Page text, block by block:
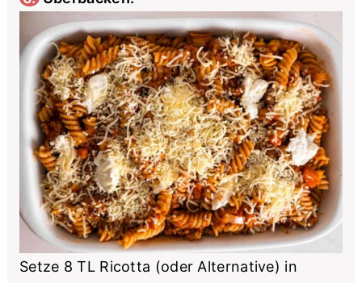
Setze 8 TL Ricotta (oder Alternative) in